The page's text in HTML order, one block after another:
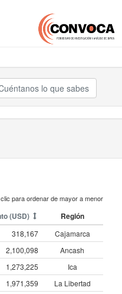
lo que sabes
para ordenar de mayor a menor
(USD) Región
318,167
Cajamarca
2,100,098
Ancash
1,273,225
Ica
1,971,359
La Libertad